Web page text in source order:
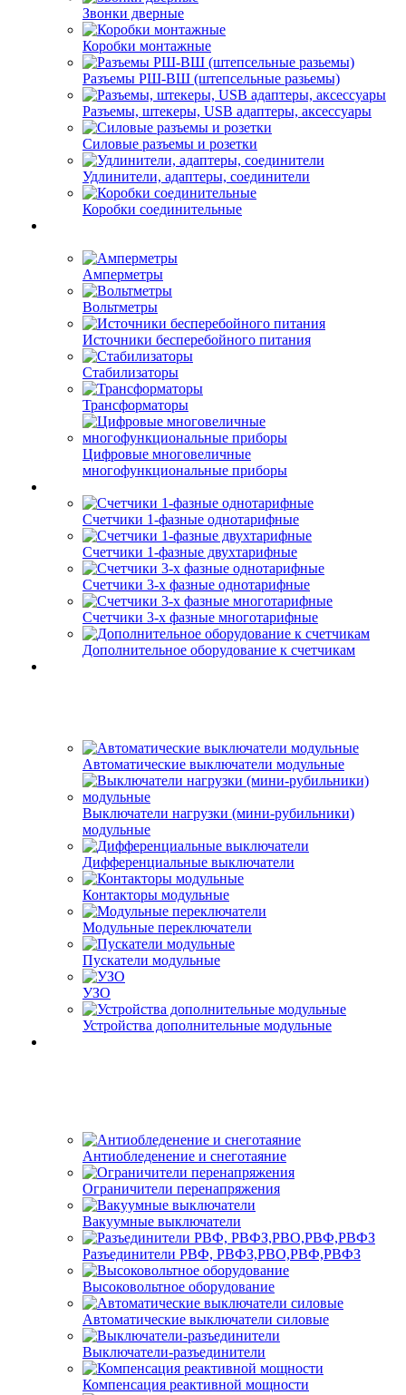
Звонки дверные
Коробки монтажные
Разъемы РШ-ВШ (штепсельные разьемы)
Разъемы, штекеры, USB адаптеры, аксессуары
Силовые разъемы и розетки
Удлинители, адаптеры, соединители
Коробки соединительные
Амперметры
Вольтметры
Источники бесперебойного питания
Стабилизаторы
Трансформаторы
Цифровые многовеличные
многофункциональные приборы
Счетчики 1-фазные однотарифные
Счетчики 1-фазные двухтарифные
Счетчики 3-х фазные однотарифные
Счетчики 3-х фазные многотарифные
Дополнительное оборудование к счетчикам
Автоматические выключатели модульные
Выключатели нагрузки (мини-рубильники)
модульные
Дифференциальные выключатели
Контакторы модульные
Модульные переключатели
Пускатели модульные
УЗО
Устройства дополнительные модульные
Антиобледенение и снеготаяние
Ограничители перенапряжения
Вакуумные выключатели
Разъединители РВФ, РВФЗ,РВО,РВФ,РВФЗ
Высоковольтное оборудование
Автоматические выключатели cиловые
Выключатели-разъединители
Компенсация реактивной мощности